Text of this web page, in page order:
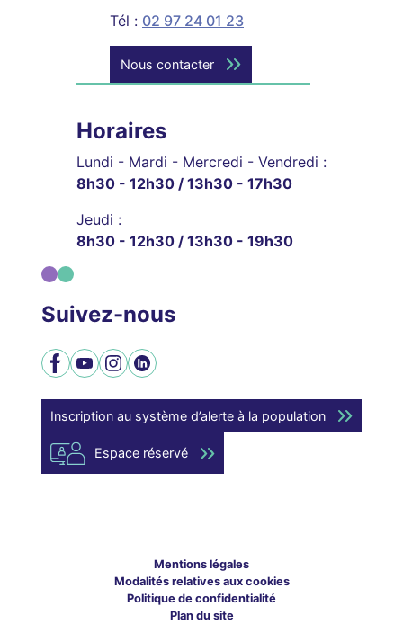
Tél : 02 97 24 01 23
Nous contacter
Horaires
Lundi - Mardi - Mercredi - Vendredi :
8h30 - 12h30 / 13h30 - 17h30
Jeudi :
8h30 - 12h30 / 13h30 - 19h30
Suivez-nous
Facebook
YouTubeInstagram
LinkedIn
Inscription au système d’alerte à la population
Espace réservé
Mentions légales
Modalités relatives aux cookies
Politique de confidentialité
Plan du site